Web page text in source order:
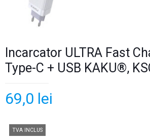
Incarcator ULTRA Fast
Type-C + USB KAKU®,
69,0 lei
TVA INCLUS